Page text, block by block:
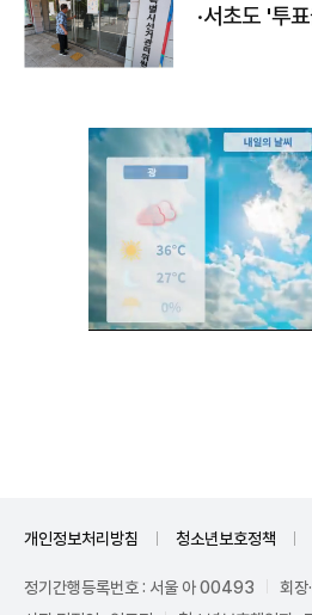
·서초도 '투
개인정보처리방침 청소년보호정책
정기간행등록번호 : 서울 아 00493
회장